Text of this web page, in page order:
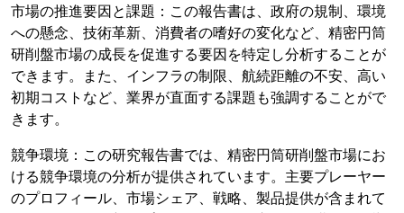
市場の推進要因と課題：この報告書は、政府の規制、環境
への懸念、技術革新、消費者の嗜好の変化など、精密円筒
研削盤市場の成長を促進する要因を特定し分析することが
できます。また、インフラの制限、航続距離の不安、高い
初期コストなど、業界が直面する課題も強調することがで
きます。
競争環境：この研究報告書では、精密円筒研削盤市場にお
ける競争環境の分析が提供されています。主要プレーヤー
のプロフィール、市場シェア、戦略、製品提供が含まれて